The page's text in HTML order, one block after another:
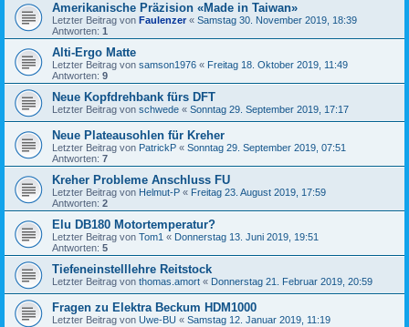
Amerikanische Präzision «Made in Taiwan»
Letzter Beitrag von Faulenzer « Samstag 30. November 2019, 18:39
Antworten: 1
Alti-Ergo Matte
Letzter Beitrag von samson1976 « Freitag 18. Oktober 2019, 11:49
Antworten: 9
Neue Kopfdrehbank fürs DFT
Letzter Beitrag von schwede « Sonntag 29. September 2019, 17:17
Neue Plateausohlen für Kreher
Letzter Beitrag von PatrickP « Sonntag 29. September 2019, 07:51
Antworten: 7
Kreher Probleme Anschluss FU
Letzter Beitrag von Helmut-P « Freitag 23. August 2019, 17:59
Antworten: 2
Elu DB180 Motortemperatur?
Letzter Beitrag von Tom1 « Donnerstag 13. Juni 2019, 19:51
Antworten: 5
Tiefeneinstelllehre Reitstock
Letzter Beitrag von thomas.amort « Donnerstag 21. Februar 2019, 20:59
Fragen zu Elektra Beckum HDM1000
Letzter Beitrag von Uwe-BU « Samstag 12. Januar 2019, 11:19